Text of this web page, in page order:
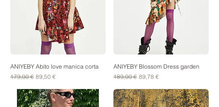
ANIYEBY Abito love manica corta
Prezzo regolare
179,00 € Prezzo scontato
89,50 €
ANIYEBY Blossom Dress garden
Prezzo regolare
189,00 € Prezzo scontato
89,78 €